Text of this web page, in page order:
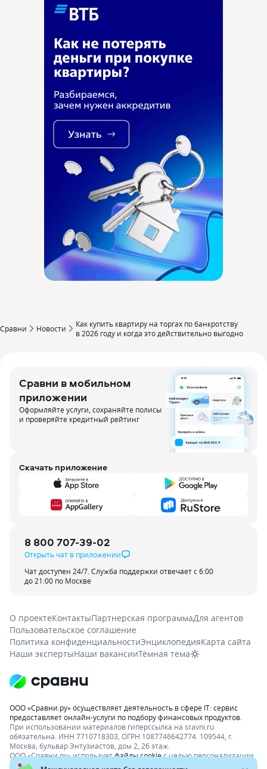
Сравни Новости
Как купить квартиру на торгах по банкротству
в 2026 году и когда это действительно выгодно
Сравни в мобильном
приложении
Оформляйте услуги, сохраняйте полисы
и проверяйте кредитный рейтинг
Скачать приложение
8 800 707-39-02
Открыть чат в приложении
Чат доступен 24/7. Служба поддержки отвечает с 6:00
до 21:00 по Москве
О проектеКонтактыПартнерская программаДля агентов
Пользовательское соглашение
Политика конфиденциальностиЭнциклопедияКарта сайта
Наши экспертыНаши вакансииТёмная тема
ООО «Сравни.ру» осуществляет деятельность в сфере IT: сервис
предоставляет онлайн-услуги по подбору финансовых продуктов.
При использовании материалов гиперссылка на sravni.ru
обязательна. ИНН 7710718303, ОГРН 1087746642774. 109544, г.
Москва, бульвар Энтузиастов, дом 2, 26 этаж.
ООО «Сравни.ру» используетфайлы cookieс целью персонализации
сервисов и повышения удобства пользования веб-сайтом. Если вы